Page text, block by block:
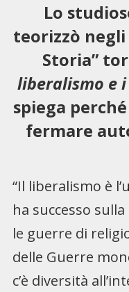
Lo
teorizzò negli
Storia”
liberalismo e
spiega
fermare
“Il liberalismo è
ha successo
le guerre di
delle Guerre
c’è diversità